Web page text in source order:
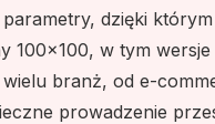
dzięki
100x100, w tym
branż, od e-
prowadzenie